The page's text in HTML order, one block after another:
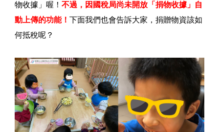
物收據」喔！ 不過，因國稅局尚未開放「捐物收據」自
動上傳的功能！ 下面我們也會告訴大家，捐贈物資該如
何抵稅呢？